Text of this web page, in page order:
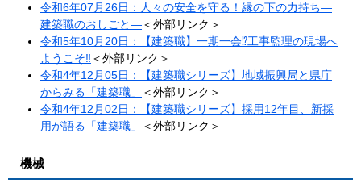
令和6年07月26日：人々の安全を守る！縁の下の力持ち―
建築職のおしごと―＜外部リンク＞
令和5年10月20日：【建築職】一期一会⁉工事監理の現場へ
ようこそ‼​ ＜外部リンク＞
令和4年12月05日：【建築職シリーズ】地域振興局と県庁
からみる「建築職」
＜外部リンク＞
令和4年12月02日：【建築職シリーズ】採用12年目、新採
用が語る「建築職」
＜外部リンク＞
機械